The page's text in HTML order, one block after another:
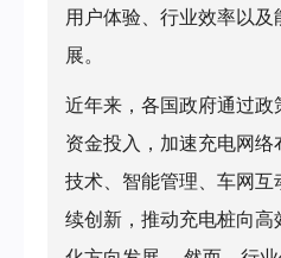
用户体验、行业效率以
展。
近年来，各国政府通过
资金投入，加速充电网
技术、智能管理、车网互
续创新，推动充电桩向